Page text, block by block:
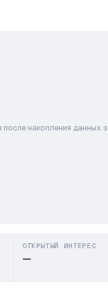
накопления данных
ОТКРЫТЫЙ ИНТЕРЕС
—